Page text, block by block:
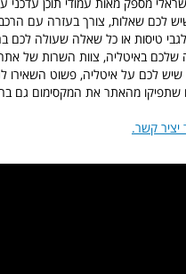
לכם שאלות, צורך בעזרה עם
לגבי טיסות או כל שאלה שעולה לכם
באיטליה, צוות השרות של
לכם על איטליה, פשוט השאירו
שתפיקו מהאתר את המקסימום גם
יציר קשר.